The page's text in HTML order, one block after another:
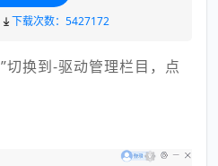
下载次数：5427172
”切换到-驱动管理栏目，点